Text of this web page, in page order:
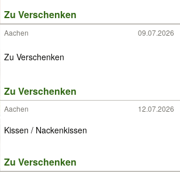
Zu Verschenken
Aachen 09.07.2026
Zu Verschenken
Zu Verschenken
Aachen 12.07.2026
Kissen / Nackenkissen
Zu Verschenken